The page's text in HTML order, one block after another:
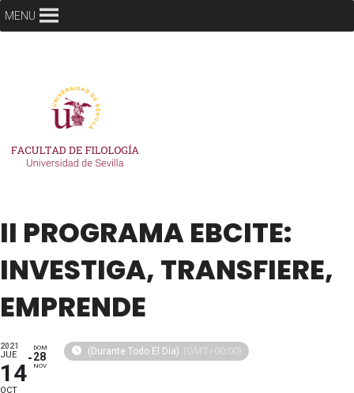
MENU
II PROGRAMA EBCITE:
INVESTIGA, TRANSFIERE,
EMPRENDE
2021
JUE
14
OCT
DOM
28
NOV
(Durante Todo El Día) (GMT+00:00)